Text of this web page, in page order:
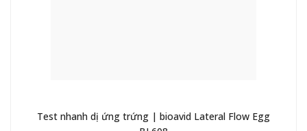
Test nhanh dị ứng trứng | bioavid Lateral Flow Egg